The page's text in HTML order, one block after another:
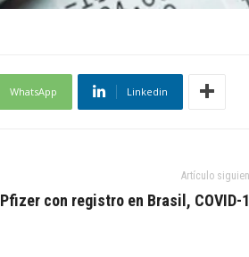
WhatsApp Linkedin
Artículo
Pfizer con registro en Brasil, COVID-